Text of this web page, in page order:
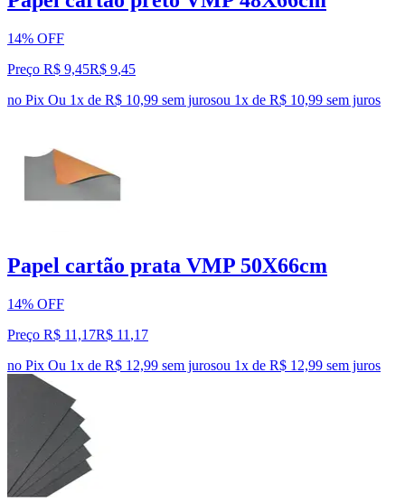
14% OFF
Preço R$ 9,45R$ 9,45
no Pix Ou 1x de R$ 10,99 sem jurosou 1x de R$ 10,99 sem juros
Papel cartão prata VMP 50X66cm
14% OFF
Preço R$ 11,17R$ 11 ,17
no Pix Ou 1x de R$ 12,99 sem jurosou 1x de R$ 12,99 sem juros